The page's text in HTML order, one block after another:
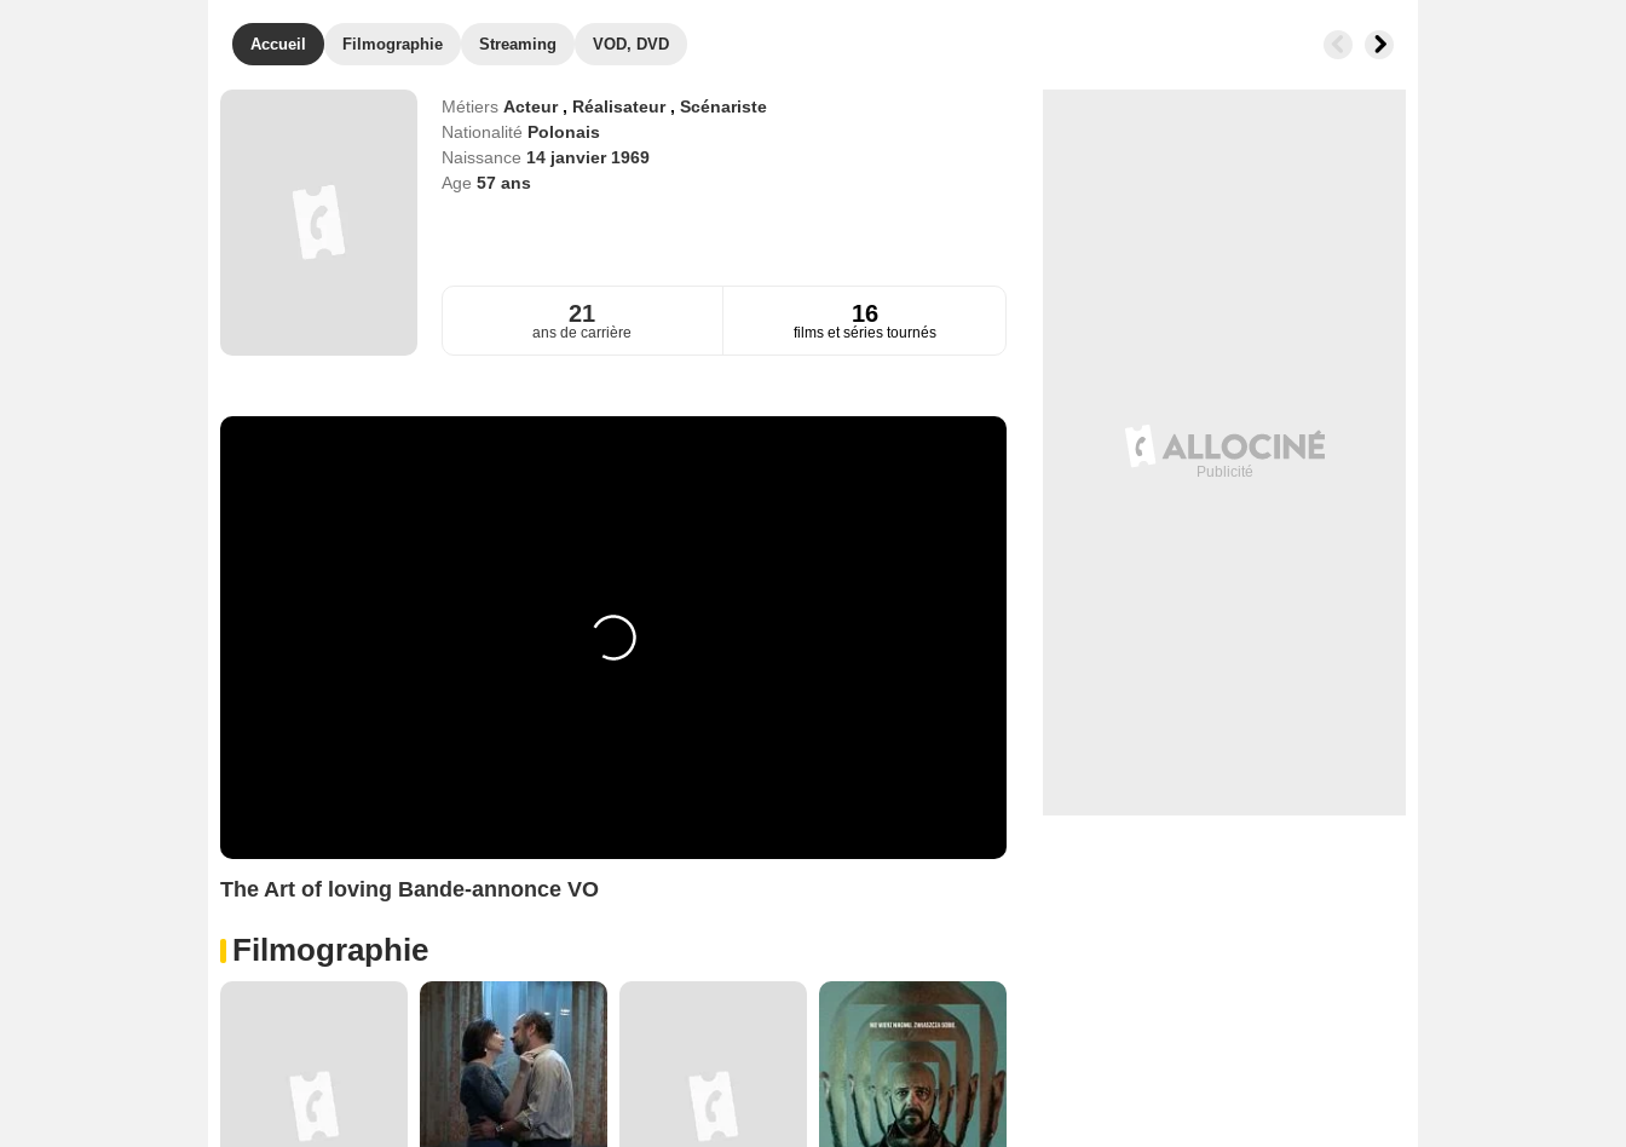
Accueil Filmographie Streaming VOD, DVD
Métiers Acteur , Réalisateur , Scénariste
Nationalité Polonais
Naissance 14 janvier 1969
Age 57ans
21
ans de carrière
16
films et séries tournés
The Art of loving Bande-annonce VO
Filmographie